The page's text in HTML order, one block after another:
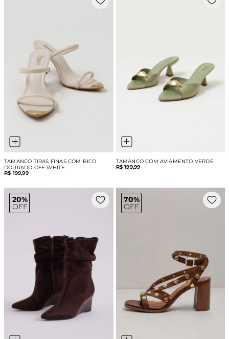
TAMANCO TIRAS FINAS COM BICO
DOURADO OFF-WHITE
R$ 199,99
TAMANCO COM AVIAMENTO VERDE
R$ 199,99
20%
OFF
70%
OFF